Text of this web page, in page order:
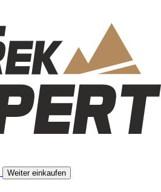
Weiter einkaufen